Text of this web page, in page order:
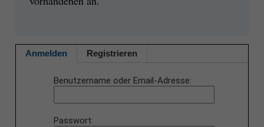
Anmelden Registrieren
Benutzername oder Email-Adresse
Passwort